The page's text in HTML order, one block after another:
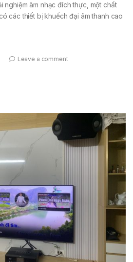
nghiệm âm nhạc đích thực, một chất
các thiết bị khuếch đại âm thanh cao
Leave a comment